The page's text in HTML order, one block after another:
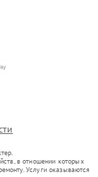
в отношении которых
Услуги оказываются